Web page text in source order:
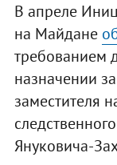
В апреле
на Майдане
требованием
назначении
заместителя
Януковича-